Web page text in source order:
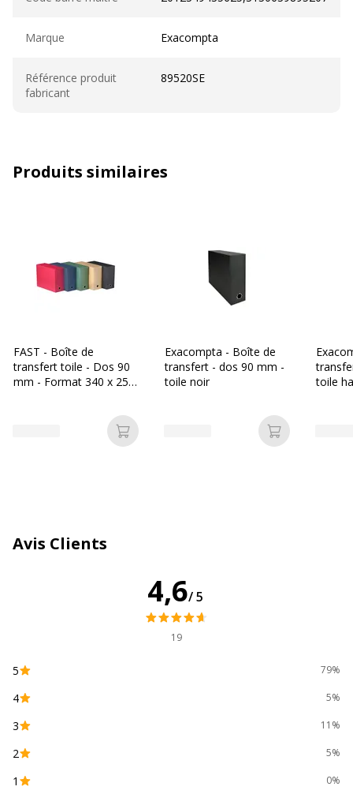
Marque Exacompta
Référence produit
fabricant
89520SE
Produits similaires
FAST - Boîte de
transfert toile - Dos 90
mm - Format 340 x 255
Ajouter au panier
Exacompta - Boîte de
transfert - dos 90 mm -
toile noir
Ajouter au
toile
Avis Clients
4,6/5
19
5 79%
4 5%
3 11%
2 5%
1 0%